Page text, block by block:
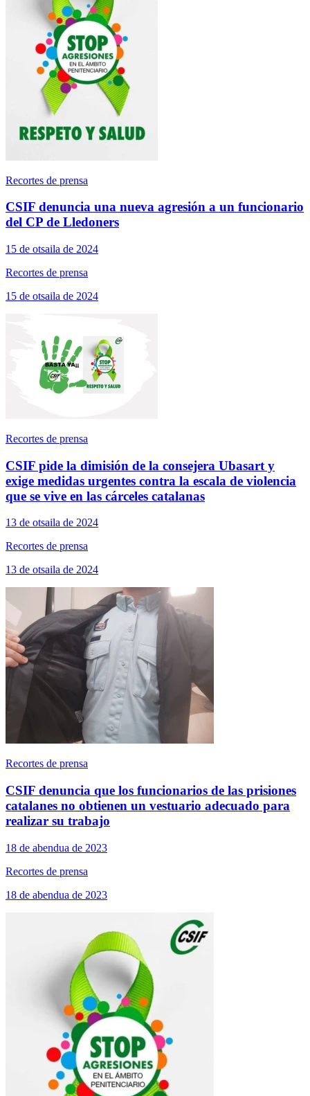
Recortes de prensa
CSIF denuncia una nueva agresión a un funcionario
del CP de Lledoners
15 de otsaila de 2024
Recortes de prensa
15 de otsaila de 2024
Recortes de prensa
CSIF pide la dimisión de la consejera Ubasart y
exige medidas urgentes contra la escala de violencia
que se vive en las cárceles catalanas
13 de otsaila de 2024
Recortes de prensa
13 de otsaila de 2024
Recortes de prensa
CSIF denuncia que los funcionarios de las prisiones
catalanes no obtienen un vestuario adecuado para
realizar su trabajo
18 de abendua de 2023
Recortes de prensa
18 de abendua de 2023